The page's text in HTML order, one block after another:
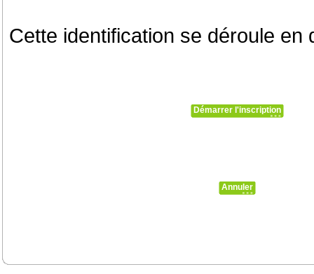
Cette identification se déroule en
Démarrer l'inscription
Annuler